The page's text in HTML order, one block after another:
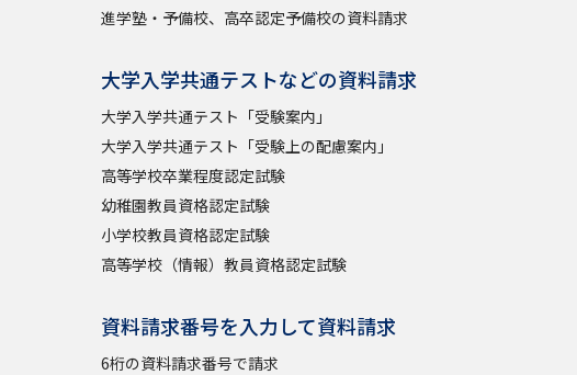
進学塾・予備校、高卒認定予備校の資料請求
大学入学共通テストなどの資料請求
大学入学共通テスト「受験案内」
大学入学共通テスト「受験上の配慮案内」
高等学校卒業程度認定試験
幼稚園教員資格認定試験
小学校教員資格認定試験
高等学校（情報）教員資格認定試験
資料請求番号を入力して資料請求
6桁の資料請求番号で請求